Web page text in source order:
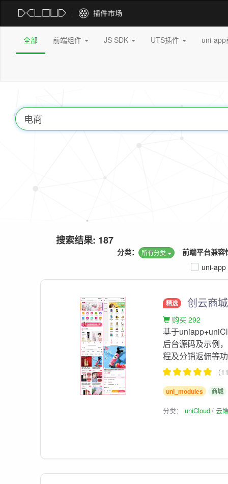
全部 前端组件 JS SDK UTS插件 uni-
搜索结果: 187
前端平台兼容
分类： 所有分类
uni-app
精选 创云商城
购买 292
基于
后台源码及示例
程及分销返佣等
（
uni_modules 商城
分类：uniCloud 云